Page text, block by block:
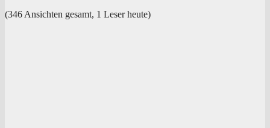
(346 Ansich­ten gesamt, 1 Leser heute)